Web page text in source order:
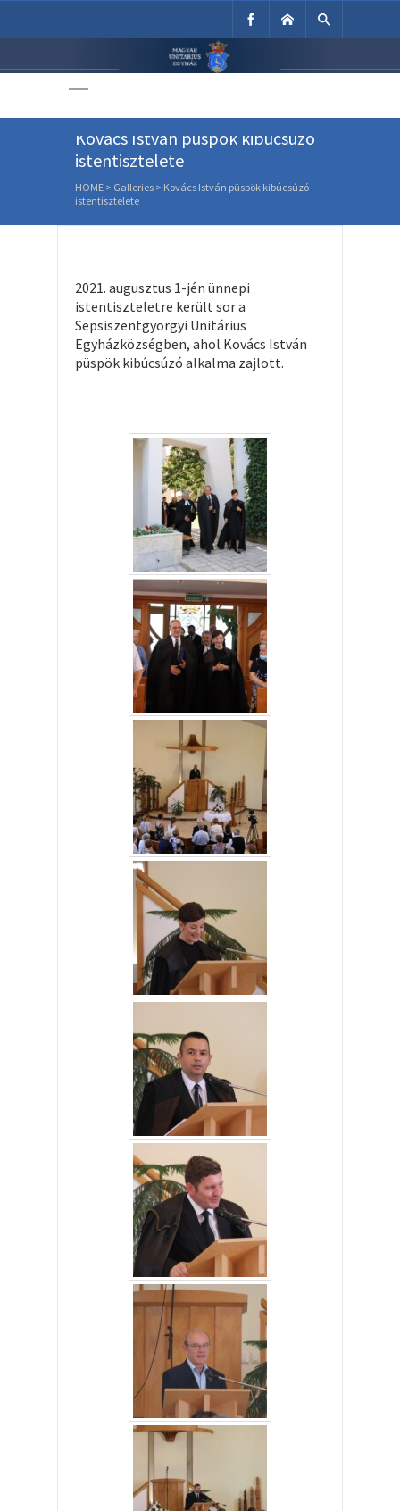
Unitárius Egyház
Kovács István püspök kibúcsúzó
istentisztelete
HOME > Galleries > Kovács István püspök kibúcsúzó
istentisztelete
2021. augusztus 1-jén ünnepi
istentiszteletre került sor a
Sepsiszentgyörgyi Unitárius
Egyházközségben, ahol Kovács István
püspök kibúcsúzó alkalma zajlott.